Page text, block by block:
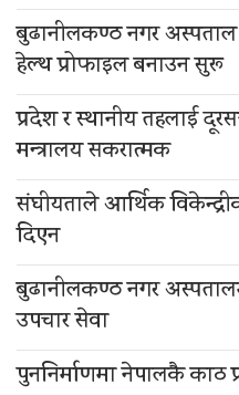
बुढानीलकण्ठ नगर अस्पताल
हेल्थ प्रोफाइल बनाउन सुरू
प्रदेश र स्थानीय तहलाई
मन्त्रालय सकरात्मक
संघीयताले आर्थिक
दिएन
बुढानीलकण्ठ नगर
उपचार सेवा
पुननिर्माणमा नेपालकै काठ